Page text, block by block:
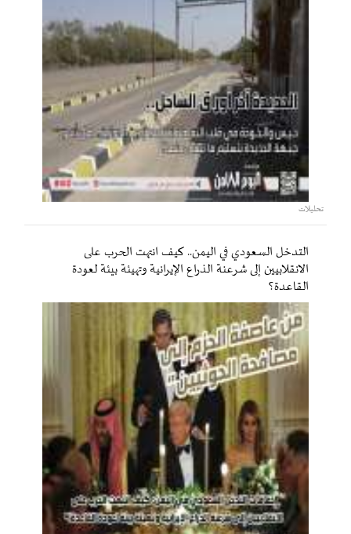
تحليلات
التدخل السعودي في اليمن.. كيف انتهت الحرب على
الانقلابيين إلى شرعنة الذراع الإيرانية وتهيئة بيئة لعودة
القاعدة؟